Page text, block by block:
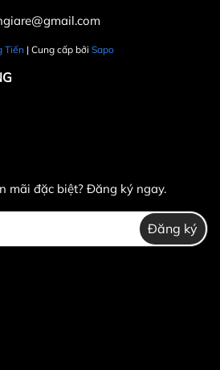
Tiến | Cung cấp bởi Sapo
mãi đặc biệt? Đăng ký ngay.
Đăng ký